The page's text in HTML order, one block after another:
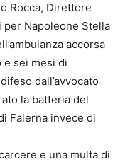
Rocca, Direttore
per Napoleone Stella
accorsa
e sei mesi di
dall’avvocato
la batteria del
Falerna invece di
e una multa di